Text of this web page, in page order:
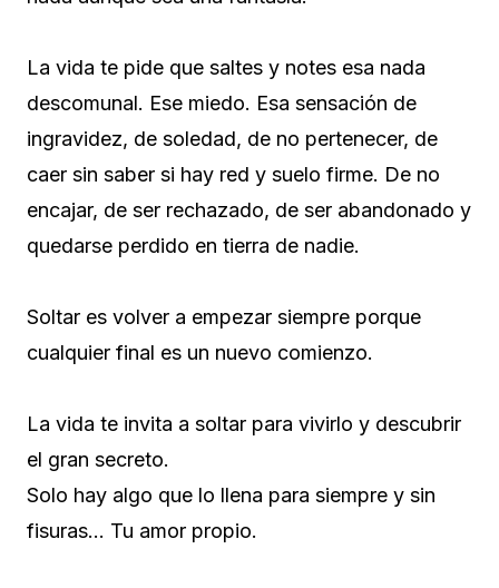
La vida te pide que saltes y notes esa nada
descomunal. Ese miedo. Esa sensación de
ingravidez, de soledad, de no pertenecer, de
caer sin saber si hay red y suelo firme. De no
encajar, de ser rechazado, de ser abandonado y
quedarse perdido en tierra de nadie.
Soltar es volver a empezar siempre porque
cualquier final es un nuevo comienzo.
La vida te invita a soltar para vivirlo y descubrir
el gran secreto.
Solo hay algo que lo llena para siempre y sin
fisuras… Tu amor propio.